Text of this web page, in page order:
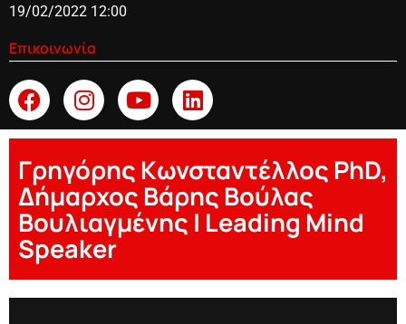
Γρηγόρης Kωνσταντέλλος PhD,
Δήμαρχος Βάρης Βούλας
Βουλιαγμένης | Leading Mind
Speaker
19/02/2022 12:00
Επικοινωνία